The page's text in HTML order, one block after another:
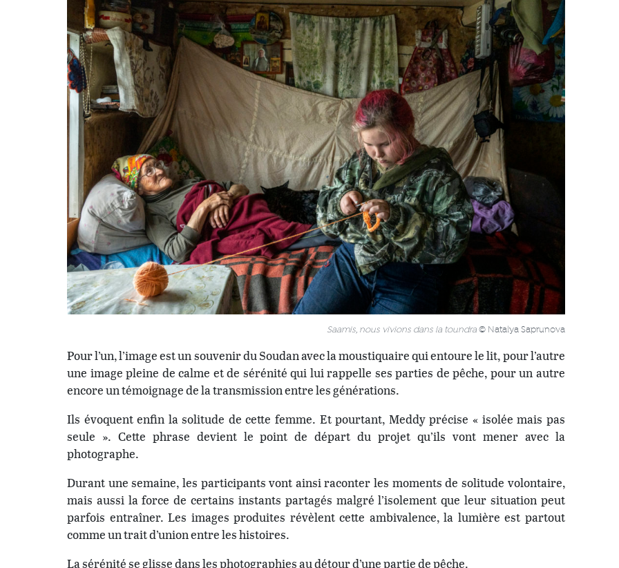
Saamis, nous vivions dans la toundra© Natalya Saprunova
Pour l’un, l’image est un souvenir du Soudan avec la moustiquaire qui entoure le lit, pour l’autre
une image pleine de calme et de sérénité qui lui rappelle ses parties de pêche, pour un autre
encore un témoignage de la transmission entre les générations.
Ils évoquent enfin la solitude de cette femme. Et pourtant, Meddy précise « isolée mais pas
seule ». Cette phrase devient le point de départ du projet qu’ils vont mener avec la
photographe.
Durant une semaine, les participants vont ainsi raconter les moments de solitude volontaire,
mais aussi la force de certains instants partagés malgré l’isolement que leur situation peut
parfois entraîner. Les images produites révèlent cette ambivalence, la lumière est partout
comme un trait d’union entre les histoires.
La sérénité se glisse dans les photographies au détour d’une partie de pêche.